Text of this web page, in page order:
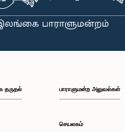
தருதல் பாராளுமன்ற அலுவல்கள்
செயலகம்